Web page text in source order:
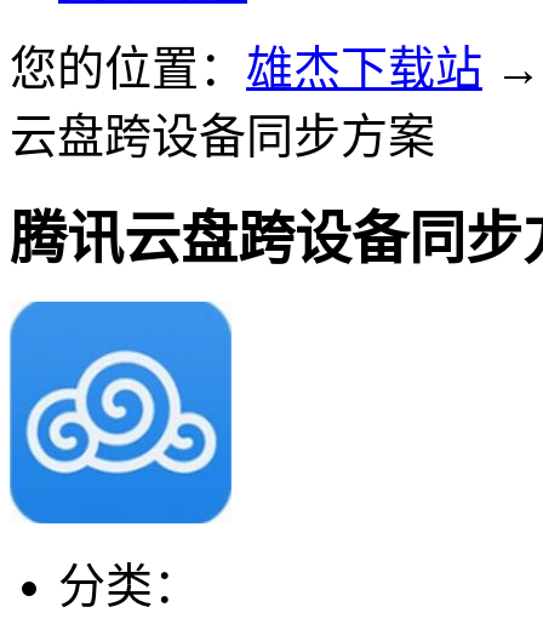
您的位置： 雄杰下载站
云盘跨设备同步方案
腾讯云盘跨设备同步
分类：